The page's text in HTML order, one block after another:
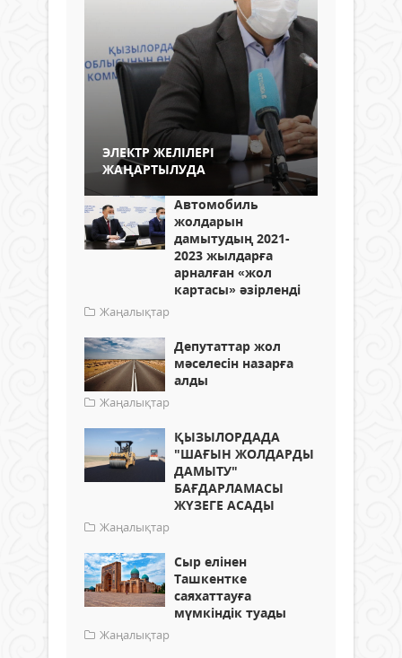
ЭЛЕКТР ЖЕЛІЛЕРІ
ЖАҢАРТЫЛУДА
Автомобиль
жолдарын
дамытудың 2021-
2023 жылдарға
арналған «жол
картасы» әзірленді
Жаңалықтар
Депутаттар жол
мәселесін назарға
алды
Жаңалықтар
ҚЫЗЫЛОРДАДА
"ШАҒЫН ЖОЛДАРДЫ
ДАМЫТУ"
БАҒДАРЛАМАСЫ
ЖҮЗЕГЕ АСАДЫ
Жаңалықтар
Сыр елінен
Ташкентке
саяхаттауға
мүмкіндік туады
Жаңалықтар